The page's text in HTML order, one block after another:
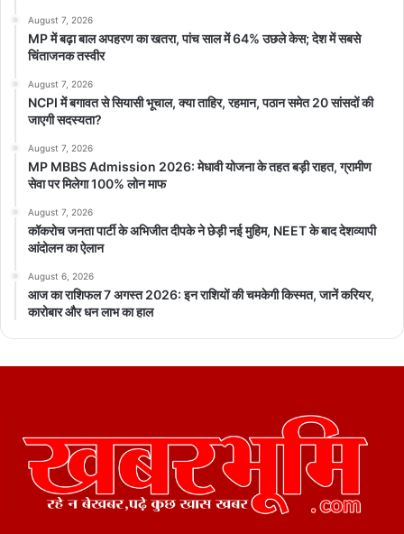
August 7, 2026
MP में बढ़ा बाल अपहरण का खतरा, पांच साल में 64% उछले केस; देश में सबसे
चिंताजनक तस्वीर
August 7, 2026
NCPI में बगावत से सियासी भूचाल, क्या ताहिर, रहमान, पठान समेत 20 सांसदों की
जाएगी सदस्यता?
August 7, 2026
MP MBBS Admission 2026: मेधावी योजना के तहत बड़ी राहत, ग्रामीण
सेवा पर मिलेगा 100% लोन माफ
August 7, 2026
कॉकरोच जनता पार्टी के अभिजीत दीपके ने छेड़ी नई मुहिम, NEET के बाद देशव्यापी
आंदोलन का ऐलान
August 6, 2026
आज का राशिफल 7 अगस्त 2026: इन राशियों की चमकेगी किस्मत, जानें करियर,
कारोबार और धन लाभ का हाल